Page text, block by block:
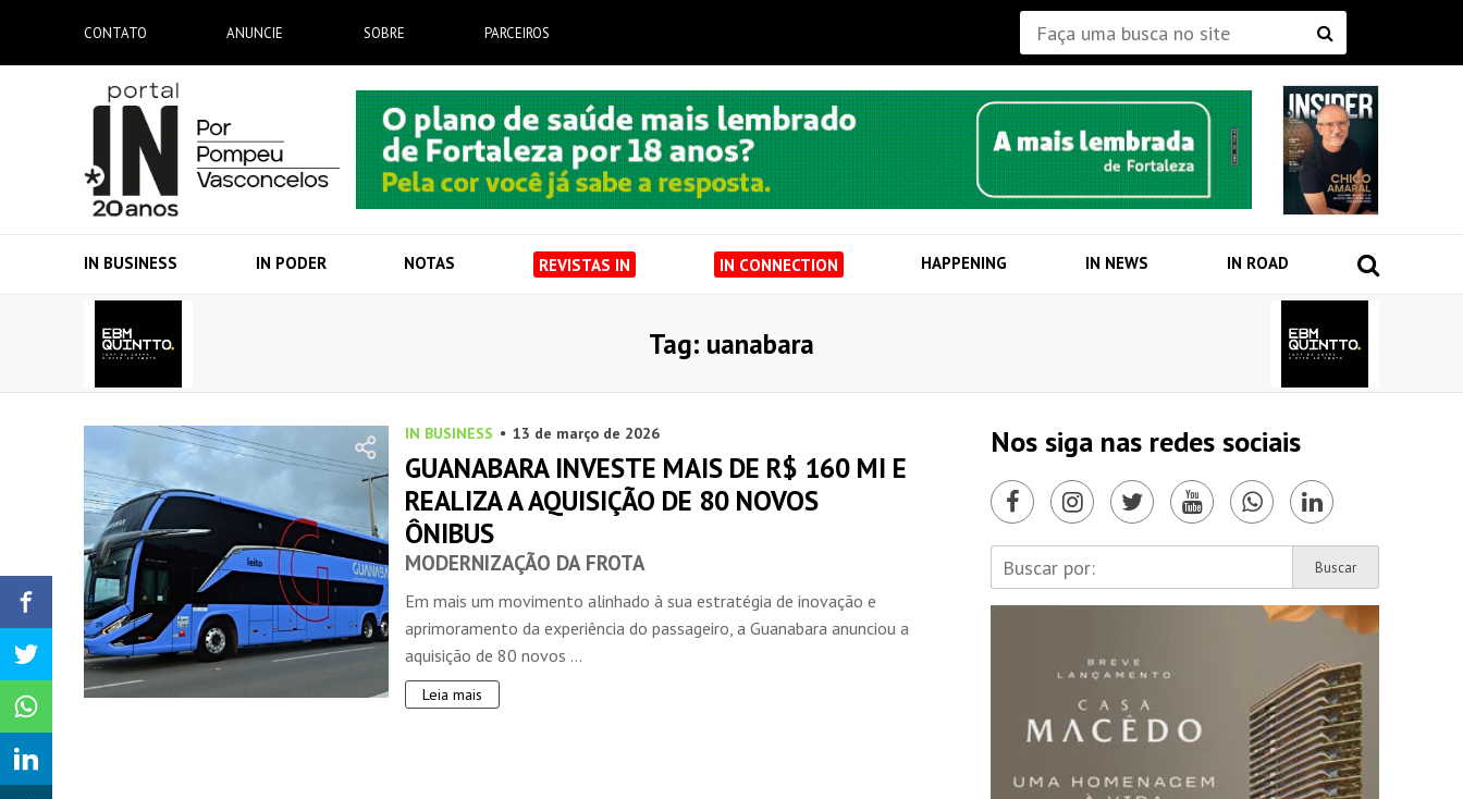
CONTATO ANUNCIE SOBRE PARCEIROS
IN BUSINESS IN PODER NOTAS REVISTAS IN IN CONNECTION HAPPENING IN NEWS IN ROAD
Tag: uanabara
IN BUSINESS 13 de março de 2026
GUANABARA INVESTE MAIS DE R$ 160 MI E
REALIZA A AQUISIÇÃO DE 80 NOVOS
ÔNIBUS
MODERNIZAÇÃO DA FROTA
Em mais um movimento alinhado à sua estratégia de inovação e
aprimoramento da experiência do passageiro, a Guanabara anunciou a
aquisição de 80 novos ...
Leia mais
Nos siga nas redes sociais